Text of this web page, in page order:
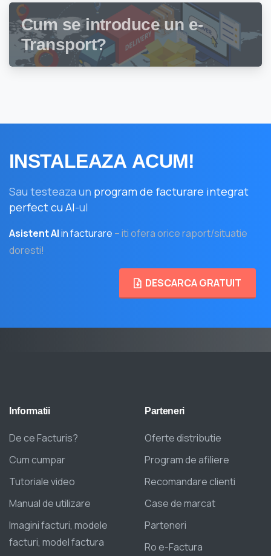
Cum se introduce un e-
Transport?
INSTALEAZA ACUM!
Sau testeaza un program de facturare integrat
perfect cu AI-ul
Asistent AIin facturare – iti ofera orice raport/situatie
doresti!
DESCARCA GRATUIT
Informatii
De ce Facturis?
Cum cumpar
Tutoriale video
Manual de utilizare
Imagini facturi, modele
facturi, model factura
Parteneri
Oferte distributie
Program de afiliere
Recomandare clienti
Case de marcat
Parteneri
Ro e-Factura